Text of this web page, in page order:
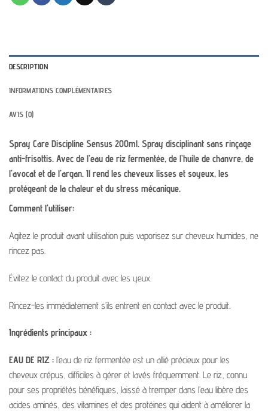
DESCRIPTION
INFORMATIONS COMPLÉMENTAIRES
AVIS (0)
Spray Care Discipline Sensus 200ml. Spray disciplinant sans rinçage
anti-frisottis. Avec de l’eau de riz fermentée, de l’huile de chanvre, de
l’avocat et de l’argan. Il rend les cheveux lisses et soyeux, les
protégeant de la chaleur et du stress mécanique.
Comment l’utiliser:
Agitez le produit avant utilisation puis vaporisez sur cheveux humides, ne
rincez pas.
Évitez le contact du produit avec les yeux.
Rincez-les immédiatement s’ils entrent en contact avec le produit.
Ingrédients principaux :
EAU DE RIZ : l’eau de riz fermentée est un allié précieux pour les
cheveux crépus, difficiles à gérer et lavés fréquemment. Le riz, connu
pour ses propriétés bénéfiques, laissé à tremper dans l’eau libère des
acides aminés, des vitamines et des protéines qui aident à améliorer la